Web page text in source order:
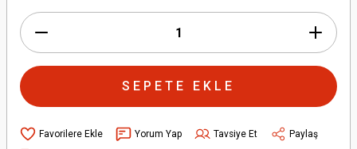
SEPETE EKLE
Yorum Yap Tavsiye Et
Paylaş